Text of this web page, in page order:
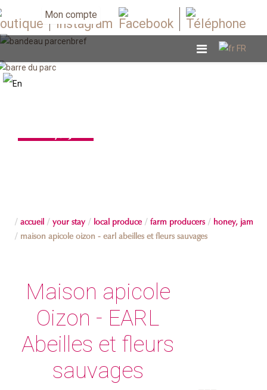
Mon compte
accueil your stay local produce farm producers honey, jam
maison apicole oizon - earl abeilles et fleurs sauvages
Maison apicole
Oizon - EARL
Abeilles et fleurs
sauvages